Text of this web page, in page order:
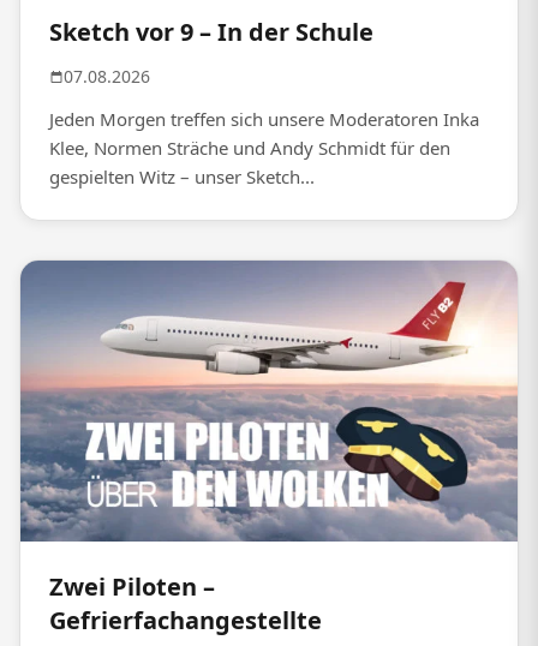
Sketch vor 9 – In der Schule
07.08.2026
Jeden Morgen treffen sich unsere Moderatoren Inka
Klee, Normen Sträche und Andy Schmidt für den
gespielten Witz – unser Sketch...
Zwei Piloten –
Gefrierfachangestellte